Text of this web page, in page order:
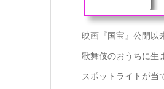
映画『国宝』公開以
歌舞伎のおうちに生
スポットライトが当